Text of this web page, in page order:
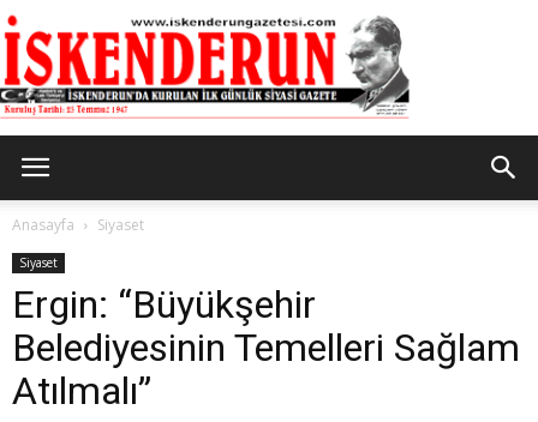
Gazetesi
Anasayfa Siyaset
Siyaset
Ergin: “Büyükşehir
Belediyesinin Temelleri Sağlam
Atılmalı”